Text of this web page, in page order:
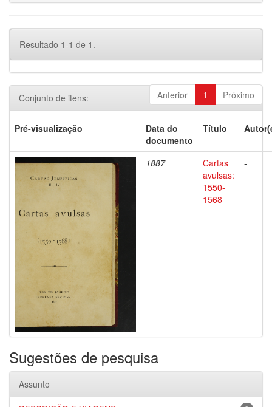
Resultado 1-1 de 1.
Anterior 1 Próximo
Conjunto de itens:
Pré-visualização
Data do
documento
Título
1887
Cartas
avulsas:
1550-
1568
-
Sugestões de pesquisa
Assunto